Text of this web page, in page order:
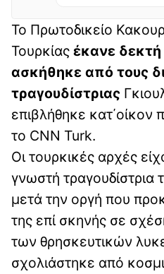
Το Πρωτοδικείο
Τουρκίας έκανε
ασκήθηκε από τους
τραγουδίστριας
επιβλήθηκε κατ΄οίκον
το CNN Turk.
Οι τουρκικές αρχές
γνωστή τραγουδίστρια
μετά την οργή που
της επί σκηνής σε
των θρησκευτικών
σχολιάστηκε από